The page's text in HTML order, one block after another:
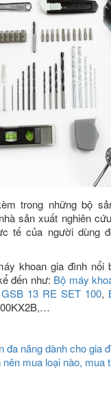
trong những bộ
sản xuất nghiên
tế của người dùng
khoan gia đình nổi
đến như: Bộ máy
13 RE SET 100,
đa năng dành cho gia
mua loại nào, mua